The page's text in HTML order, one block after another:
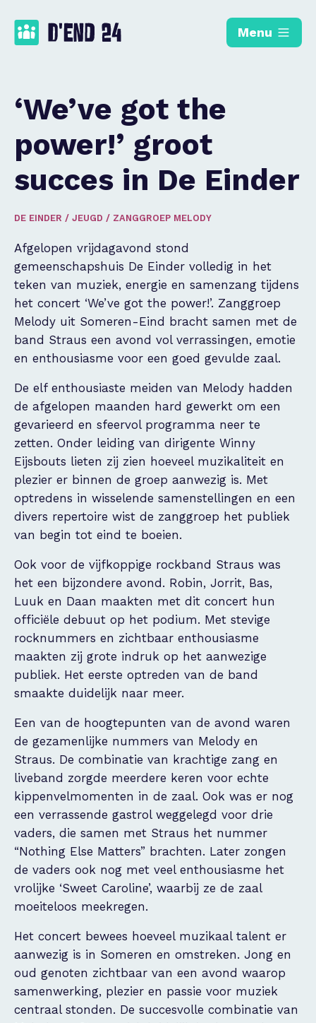
Menu
‘We’ve got the
power!’ groot
succes in De Einder
DE EINDER / JEUGD / ZANGGROEP MELODY
Afgelopen vrijdagavond stond
gemeenschapshuis De Einder volledig in het
teken van muziek, energie en samenzang tijdens
het concert ‘We’ve got the power!’. Zanggroep
Melody uit Someren-Eind bracht samen met de
band Straus een avond vol verrassingen, emotie
en enthousiasme voor een goed gevulde zaal.
De elf enthousiaste meiden van Melody hadden
de afgelopen maanden hard gewerkt om een
gevarieerd en sfeervol programma neer te
zetten. Onder leiding van dirigente Winny
Eijsbouts lieten zij zien hoeveel muzikaliteit en
plezier er binnen de groep aanwezig is. Met
optredens in wisselende samenstellingen en een
divers repertoire wist de zanggroep het publiek
van begin tot eind te boeien.
Ook voor de vijfkoppige rockband Straus was
het een bijzondere avond. Robin, Jorrit, Bas,
Luuk en Daan maakten met dit concert hun
officiële debuut op het podium. Met stevige
rocknummers en zichtbaar enthousiasme
maakten zij grote indruk op het aanwezige
publiek. Het eerste optreden van de band
smaakte duidelijk naar meer.
Een van de hoogtepunten van de avond waren
de gezamenlijke nummers van Melody en
Straus. De combinatie van krachtige zang en
liveband zorgde meerdere keren voor echte
kippenvelmomenten in de zaal. Ook was er nog
een verrassende gastrol weggelegd voor drie
vaders, die samen met Straus het nummer
“Nothing Else Matters” brachten. Later zongen
de vaders ook nog met veel enthousiasme het
vrolijke ‘Sweet Caroline’, waarbij ze de zaal
moeiteloos meekregen.
Het concert bewees hoeveel muzikaal talent er
aanwezig is in Someren en omstreken. Jong en
oud genoten zichtbaar van een avond waarop
samenwerking, plezier en passie voor muziek
centraal stonden. De succesvolle combinatie van